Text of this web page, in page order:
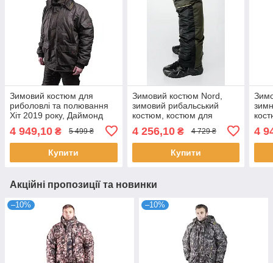
Зимовий костюм для
риболовлі та полювання
Хіт 2019 року, Даймонд
4 949,10 ₴ 5 499 ₴
Купити
Зимовий костюм Nord,
зимовий рибальський
костюм, костюм для
полювання та риболовлі
4 256,10₴ 4 729 ₴
Купити
4
Акційні пропозиції та новинки
–10% –10%